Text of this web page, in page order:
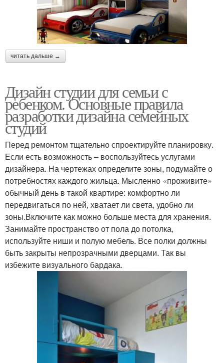
читать дальше →
Дизайн студии для семьи с
ребенком. Основные правила
разработки дизайна семейных
студий
Перед ремонтом тщательно спроектируйте планировку.
Если есть возможность – воспользуйтесь услугами
дизайнера. На чертежах определите зоны, подумайте о
потребностях каждого жильца. Мысленно «проживите»
обычный день в такой квартире: комфортно ли
передвигаться по ней, хватает ли света, удобно ли
зоны.Включите как можно больше места для хранения.
Занимайте пространство от пола до потолка,
используйте ниши и полую мебель. Все полки должны
быть закрыты непрозрачными дверцами. Так вы
избежите визуального бардака.